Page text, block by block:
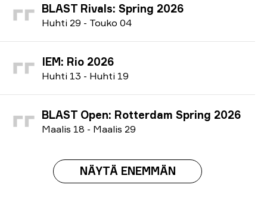
BLAST Rivals: Spring 2026
Huhti 29 - Touko 04
IEM: Rio 2026
Huhti 13 - Huhti 19
BLAST Open: Rotterdam Spring 2026
Maalis 18 - Maalis 29
NÄYTÄ ENEMMÄN